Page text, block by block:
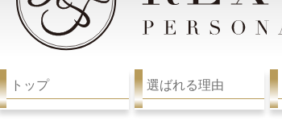
トップ 選ばれる理由